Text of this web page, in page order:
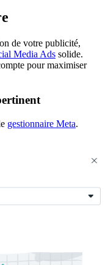
de votre publicité,
Media Ads solide.
pour maximiser
gestionnaire Meta.